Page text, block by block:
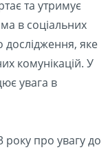
та утримує
в соціальних
яке
комунікацій. У
увага в
року про увагу до